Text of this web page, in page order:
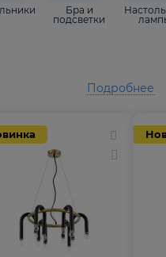
Бра и
подсветки
Подробнее